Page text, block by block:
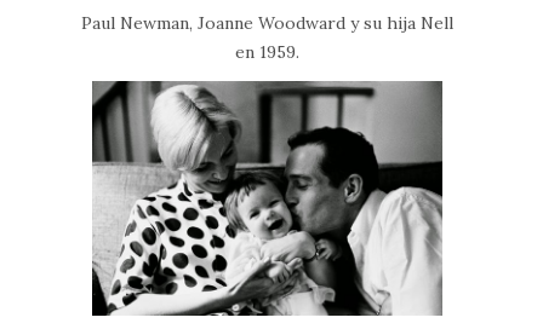
Paul Newman, Joanne Woodward y su hija Nell
en 1959.